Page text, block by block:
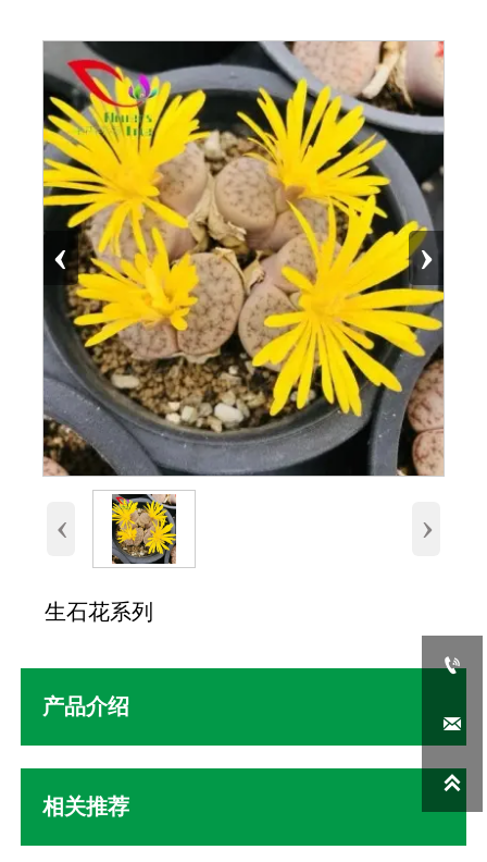
‹ ›
‹ ›
生石花系列
产品介绍
相关推荐


